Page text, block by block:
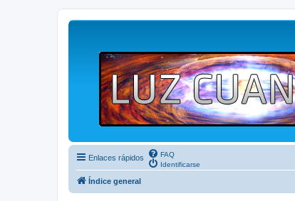
Enlaces rápidos
FAQ
Identificarse
Índice general